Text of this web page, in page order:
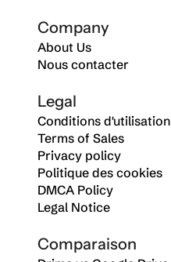
Company
About Us
Nous contacter
Legal
Conditions d'utilisation
Terms of Sales
Privacy policy
Politique des cookies
DMCA Policy
Legal Notice
Comparaison